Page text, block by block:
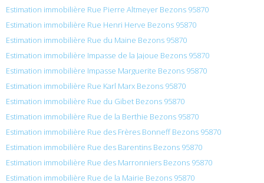
Estimation immobilière Rue Pierre Altmeyer Bezons 95870
Estimation immobilière Rue Henri Herve Bezons 95870
Estimation immobilière Rue du Maine Bezons 95870
Estimation immobilière Impasse de la Jajoue Bezons 95870
Estimation immobilière Impasse Marguerite Bezons 95870
Estimation immobilière Rue Karl Marx Bezons 95870
Estimation immobilière Rue du Gibet Bezons 95870
Estimation immobilière Rue de la Berthie Bezons 95870
Estimation immobilière Rue des Frères Bonneff Bezons 95870
Estimation immobilière Rue des Barentins Bezons 95870
Estimation immobilière Rue des Marronniers Bezons 95870
Estimation immobilière Rue de la Mairie Bezons 95870